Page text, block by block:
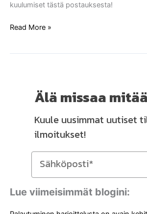
kuulumiset tästä postauksesta!
Read More »
Älä missaa
Kuule uusimmat uutiset
ilmoitukset!
Lue viimeisimmät blogini: